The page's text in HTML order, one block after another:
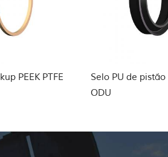
Selo PU de pistão hidráulico